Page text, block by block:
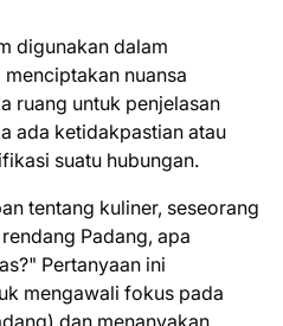
digunakan dalam
nuansa
ruang untuk penjelasan
ada ketidakpastian atau
suatu hubungan.
tentang kuliner, seseorang
Padang, apa
Pertanyaan ini
mengawali fokus pada
dan menanyakan